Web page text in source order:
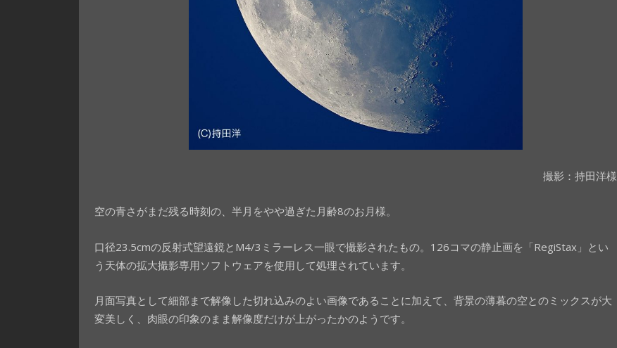
撮影：持田洋様
空の青さがまだ残る時刻の、半月をやや過ぎた月齢8のお月様。
口径23.5cmの反射式望遠鏡とM4/3ミラーレス一眼で撮影されたもの。126コマの静止画を「RegiStax」とい
う天体の拡大撮影専用ソフトウェアを使用して処理されています。
月面写真として細部まで解像した切れ込みのよい画像であることに加えて、背景の薄暮の空とのミックスが大
変美しく、肉眼の印象のまま解像度だけが上がったかのようです。